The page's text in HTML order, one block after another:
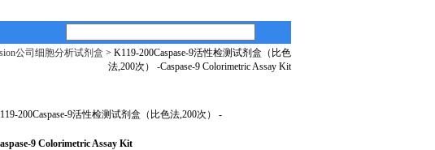
公司细胞分析试剂盒 > K119-200Caspase-9活性检测试剂盒（比色
法,200次） -Caspase-9 Colorimetric Assay Kit
200Caspase-9活性检测试剂盒（比色法,200次） -
9 Colorimetric Assay Kit